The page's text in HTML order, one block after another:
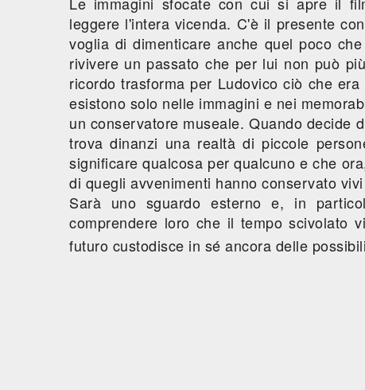
leggere l'intera vicenda. C'è il presente
voglia di dimenticare anche quel poco
rivivere un passato che per lui non può
ricordo trasforma per Ludovico ciò che
esistono solo nelle immagini e nei
un conservatore museale. Quando decide
trova dinanzi una realtà di piccole
significare qualcosa per qualcuno e che
di quegli avvenimenti hanno conservato
Sarà uno sguardo esterno e, in
comprendere loro che il tempo scivolato
futuro custodisce in sé ancora delle